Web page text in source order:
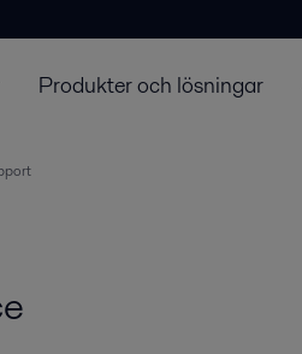
Produkter och lösningar